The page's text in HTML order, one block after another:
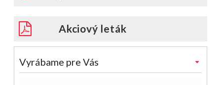
Akciový leták
Vyrábame pre Vás